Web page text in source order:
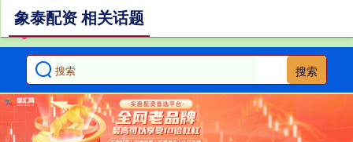
搜索
象泰配资 相关话题